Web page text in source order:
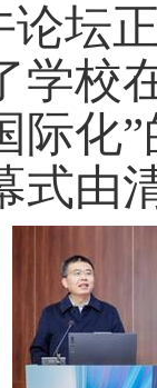
论坛
学校
际化
式由